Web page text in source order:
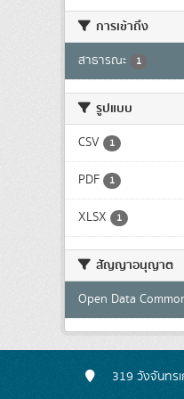
การเข้าถึง
สาธารณะ 1
รูปแบบ
CSV 1
PDF 1
XLSX 1
สัญญาอนุญาต
Open Data
319 วังจันทร